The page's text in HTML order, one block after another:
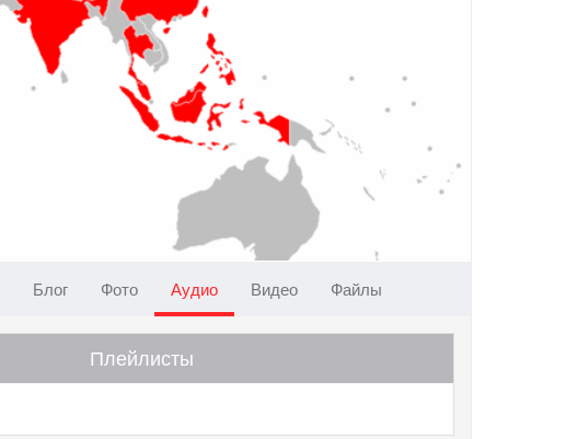
Блог Фото Аудио Видео Файлы
Плейлисты